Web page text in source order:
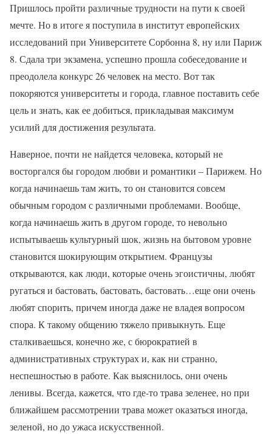
Пришлось пройти различные трудности на пути к своей
мечте. Но в итоге я поступила в институт европейских
исследований при Университете Сорбонна 8, ну или Париж
8. Сдала три экзамена, успешно прошла собеседование и
преодолела конкурс 26 человек на место. Вот так
покоряются университеты и города, главное поставить себе
цель и знать, как ее добиться, прикладывая максимум
усилий для достижения результата.
Наверное, почти не найдется человека, который не
восторгался бы городом любви и романтики – Парижем. Но
когда начинаешь там жить, то он становится совсем
обычным городом с различными проблемами. Вообще,
когда начинаешь жить в другом городе, то невольно
испытываешь культурный шок, жизнь на бытовом уровне
становится шокирующим открытием. Французы
открываются, как люди, которые очень эгоистичны, любят
ругаться и бастовать, бастовать, бастовать…еще они очень
любят спорить, причем иногда даже не владея вопросом
спора. К такому общению тяжело привыкнуть. Еще
сталкиваешься, конечно же, с бюрократией в
административных структурах и, как ни странно,
неспешностью в работе. Как выяснилось, они очень
ленивы. Всегда, кажется, что где-то трава зеленее, но при
ближайшем рассмотрении трава может оказаться иногда,
зеленой, но до ужаса искусственной.